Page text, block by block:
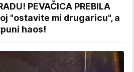
PEVAČICA PREBILA
"ostavite mi drugaricu", a
haos!